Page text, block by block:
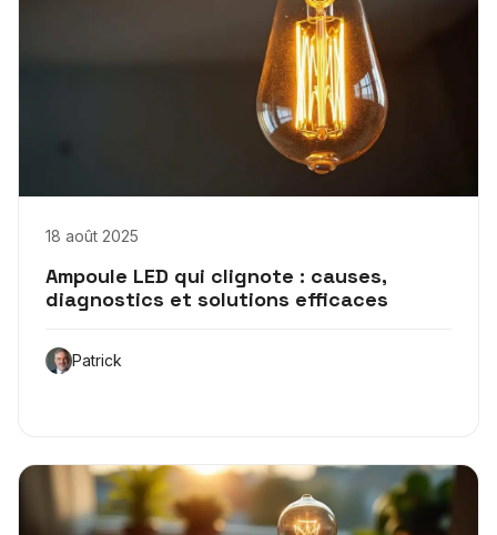
18 août 2025
Ampoule LED qui clignote : causes,
diagnostics et solutions efficaces
Patrick